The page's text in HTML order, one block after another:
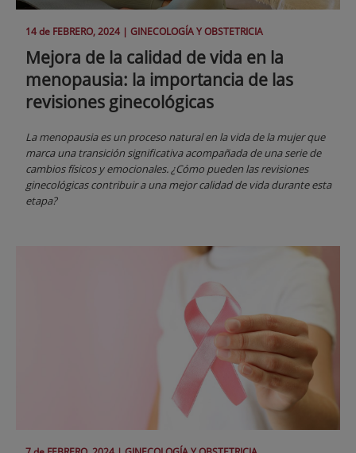
14 de FEBRERO, 2024 | GINECOLOGÍA Y OBSTETRICIA
Mejora de la calidad de vida en la
menopausia: la importancia de las
revisiones ginecológicas
La menopausia es un proceso natural en la vida de la mujer que
marca una transición significativa acompañada de una serie de
cambios físicos y emocionales. ¿Cómo pueden las revisiones
ginecológicas contribuir a una mejor calidad de vida durante esta
etapa?